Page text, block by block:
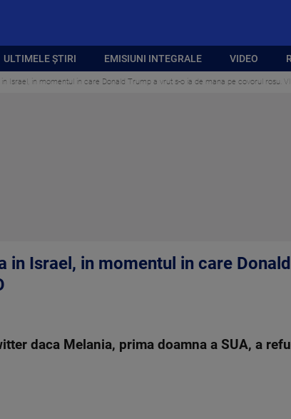
ULTIMELE ȘTIRI EMISIUNI INTEGRALE VIDEO
Israel, in momentul in care Donald Trump a vrut s-o ia de mana pe covorul rosu.
in Israel, in momentul in care
daca Melania, prima doamna a SUA, a